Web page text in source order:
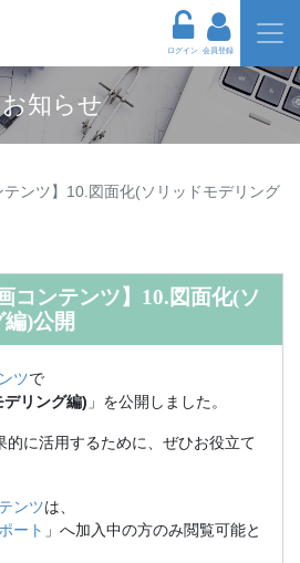
ログイン 会員登録
お知らせ
テンツ】10.図面化(ソリッドモデリング
コンテンツ】10.図面化(ソ
)公開
ツで
リング編) 」を公開しました。
的に活用するために、ぜひお役立て
ンツは、
ート 」へ加入中の方のみ閲覧可能と